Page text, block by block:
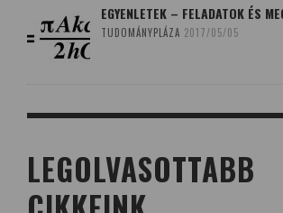
EGYENLETEK – FELADATOK ÉS
TUDOMÁNYPLÁZA 2017/05/05
LEGOLVASOTTABB